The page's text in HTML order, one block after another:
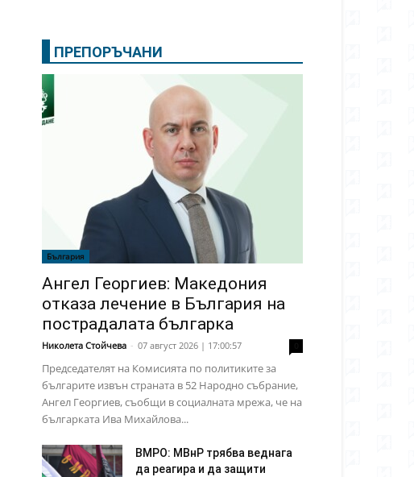
ПРЕПОРЪЧАНИ
България
Ангел Георгиев: Македония
отказа лечение в България на
пострадалата българка
Николета Стойчева - 07 август 2026 | 17:00:57
Председателят на Комисията по политиките за
българите извън страната в 52 Народно събрание,
Ангел Георгиев, съобщи в социалната мрежа, че на
българката Ива Михайлова...
ВМРО: МВнР трябва веднага
да реагира и да защити